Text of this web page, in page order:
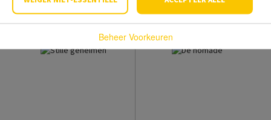
€ 14,99
€ 22,99 € 14,49
€ 21,99
Beheer Voorkeuren